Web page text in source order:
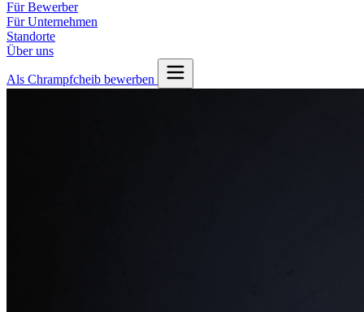
Für Bewerber
Für Unternehmen
Standorte
Über uns
Als Chrampfcheib bewerben